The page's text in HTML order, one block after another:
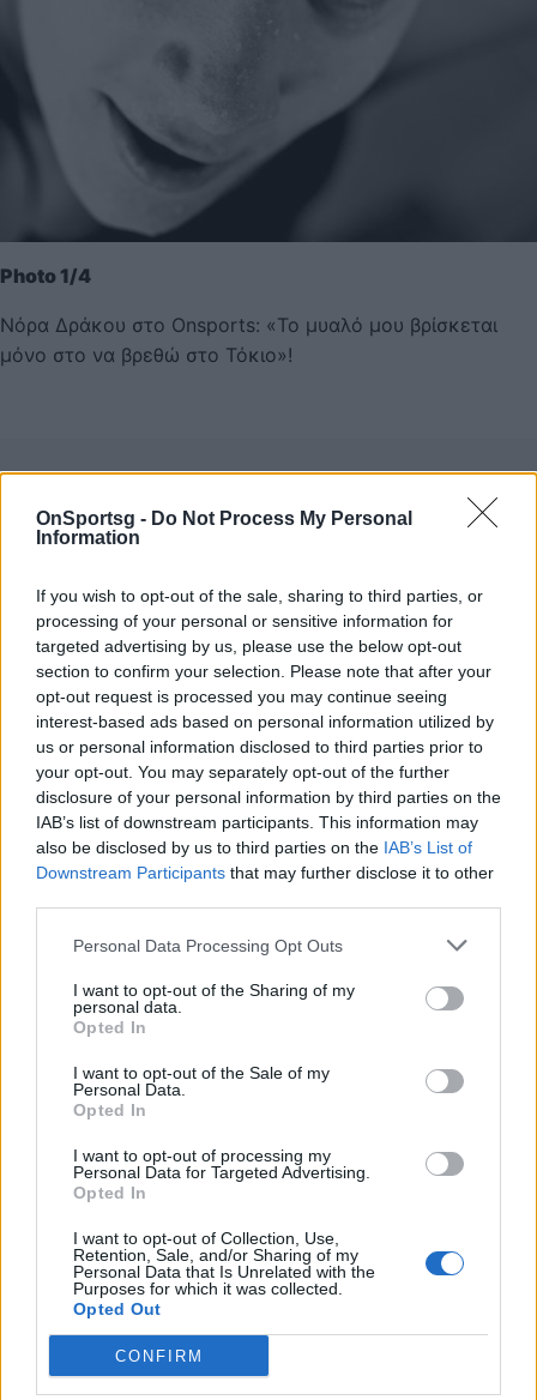
OnSportsg - Do Not Process My Personal
Information
If you wish to opt-out of the sale, sharing to third parties, or
processing of your personal or sensitive information for
targeted advertising by us, please use the below opt-out
section to confirm your selection. Please note that after your
opt-out request is processed you may continue seeing
interest-based ads based on personal information utilized by
us or personal information disclosed to third parties prior to
your opt-out. You may separately opt-out of the further
disclosure of your personal information by third parties on the
IAB’s list of downstream participants. This information may
also be disclosed by us to third parties on the IAB’s List of
Downstream Participants that may further disclose it to other
Personal Data Processing Opt Outs
I want to opt-out of the Sharing of my
personal data.
Opted In
I want to opt-out of the Sale of my
Personal Data.
Opted In
I want to opt-out of processing my
Personal Data for Targeted Advertising.
Opted In
I want to opt-out of Collection, Use,
Retention, Sale, and/or Sharing of my
Personal Data that Is Unrelated with the
Purposes for which it was collected.
Opted Out
CONFIRM
Photo 1/4
Νόρα Δράκου στο Onsports: «Το μυαλό μου βρίσκεται
μόνο στο να βρεθώ στο Τόκιο»!